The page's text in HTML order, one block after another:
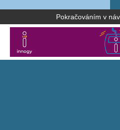
Pokračováním v